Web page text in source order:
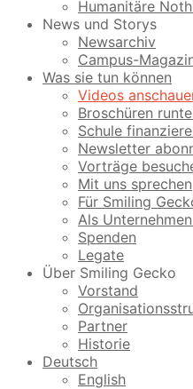
Humanitäre
News und Storys
Newsarchiv
Campus-
Was sie tun können
Videos
Broschüren
Schule
Newsletter
Vorträge
Mit uns sprechen
Für Smiling
Als
Spenden
Legate
Über Smiling Gecko
Vorstand
Partner
Historie
Deutsch
English